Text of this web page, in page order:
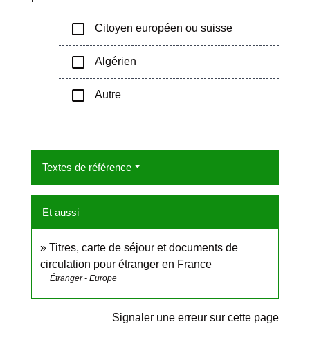
check_box_outline_blank Citoyen européen ou suisse
check_box_outline_blank Algérien
check_box_outline_blank Autre
Textes de référence
Et aussi
Titres, carte de séjour et documents de
circulation pour étranger en France
Étranger - Europe
Signaler une erreur sur cette page